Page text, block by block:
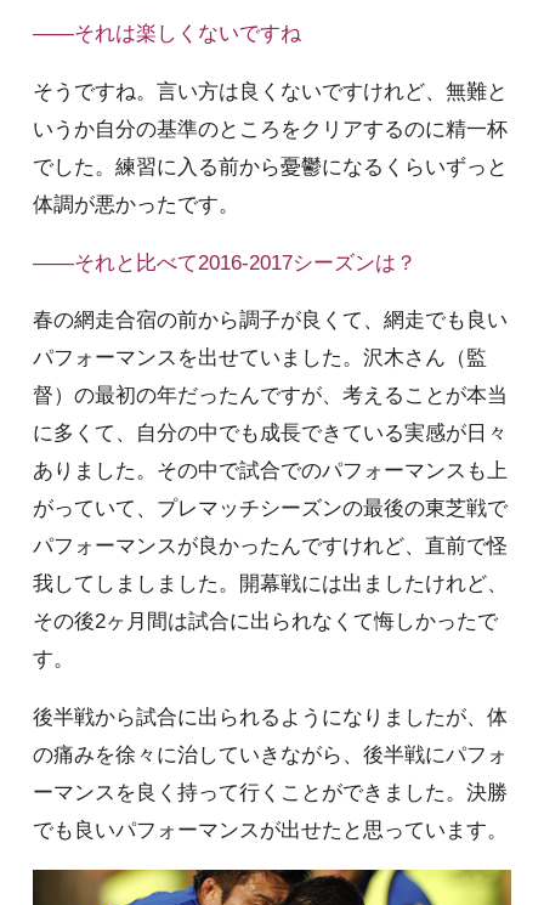
――それは楽しくないですね
そうですね。言い方は良くないですけれど、無難と
いうか自分の基準のところをクリアするのに精一杯
でした。練習に入る前から憂鬱になるくらいずっと
体調が悪かったです。
――それと比べて2016-2017シーズンは？
春の網走合宿の前から調子が良くて、網走でも良い
パフォーマンスを出せていました。沢木さん（監
督）の最初の年だったんですが、考えることが本当
に多くて、自分の中でも成長できている実感が日々
ありました。その中で試合でのパフォーマンスも上
がっていて、プレマッチシーズンの最後の東芝戦で
パフォーマンスが良かったんですけれど、直前で怪
我してしましました。開幕戦には出ましたけれど、
その後2ヶ月間は試合に出られなくて悔しかったで
す。
後半戦から試合に出られるようになりましたが、体
の痛みを徐々に治していきながら、後半戦にパフォ
ーマンスを良く持って行くことができました。決勝
でも良いパフォーマンスが出せたと思っています。